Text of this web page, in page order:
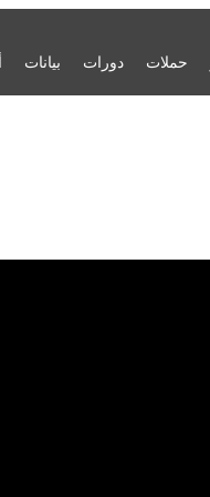
حملات دورات بيانات